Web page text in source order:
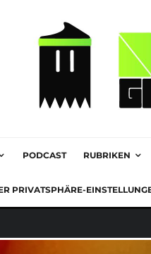
PODCAST RUBRIKEN
PRIVATSPHÄRE-